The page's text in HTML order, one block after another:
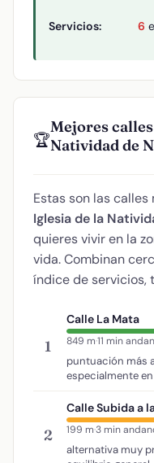
Servicios: 6
🏆
Mejores
Natividad de
Estas son las
Iglesia de la
quieres vivir en la
vida. Combinan
índice de servicios,
1
Calle La Mata
849 m·11 min
puntuación más
especialmente
2
Calle Subida a
199 m·3 min
alternativa muy